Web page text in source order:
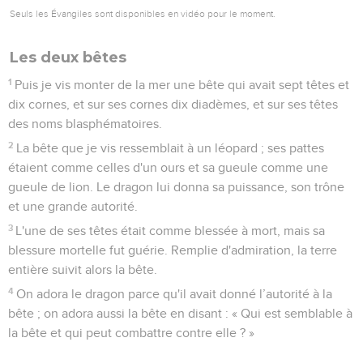
Seuls les Évangiles sont disponibles en vidéo pour le moment.
Les deux bêtes
1 Puis je vis monter de la mer une bête qui avait sept têtes et
dix cornes, et sur ses cornes dix diadèmes, et sur ses têtes
des noms blasphématoires.
2 La bête que je vis ressemblait à un léopard ; ses pattes
étaient comme celles d'un ours et sa gueule comme une
gueule de lion. Le dragon lui donna sa puissance, son trône
et une grande autorité.
3 L'une de ses têtes était comme blessée à mort, mais sa
blessure mortelle fut guérie. Remplie d'admiration, la terre
entière suivit alors la bête.
4 On adora le dragon parce qu'il avait donné l’autorité à la
bête ; on adora aussi la bête en disant : « Qui est semblable à
la bête et qui peut combattre contre elle ? »